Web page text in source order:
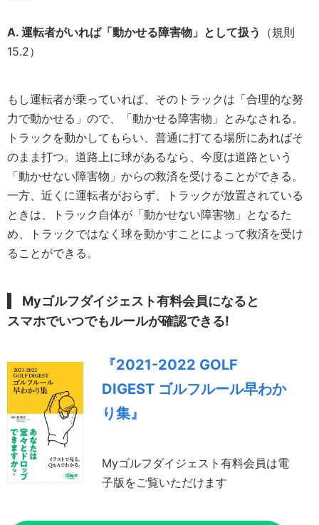
A. 運転者がいれば「動かせる障害物」として扱う
（規則
15.2）
もし運転者が乗っていれば、そのトラックは「合理的な努
力で動かせる」ので、「動かせる障害物」とみなされる。
トラックを動かしてもらい、普通に打てる場所にあればそ
のまま打つ。道路上に球があるなら、今度は道路という
「動かせない障害物」からの救済を受けることができる。
一方、近くに運転者がおらず、トラックが放置されている
ときは、トラック自体が「動かせない障害物」となるた
め、トラックではなく球を動かすことによって救済を受け
ることができる。
Myゴルフダイジェスト有料会員になると
スマホでいつでもルールが確認できる!
『2021-2022 GOLF
DIGEST ゴルフルール早わか
り集』
Myゴルフダイジェスト有料会員は電
子版をご覧いただけます